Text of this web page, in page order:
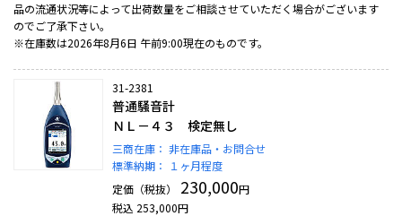
品の流通状況等によって出荷数量をご相談させていただく場合がございます
のでご了承下さい。
※在庫数は2026年8月6日 午前9:00現在のものです。
31-2381
普通騒音計
ＮＬ－４３ 検定無し
三商在庫： 非在庫品・お問合せ
標準納期：
１ヶ月程度
定価（税抜）
230,000円
税込 253,000円